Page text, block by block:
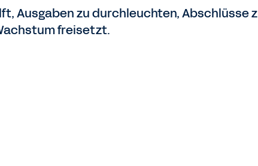
Ausgaben zu durchleuchten, Abschlüsse
freisetzt.